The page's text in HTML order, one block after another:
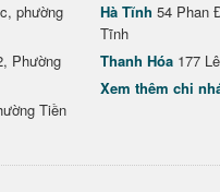
phường
Phường
Tiền
Hà Tĩnh 54 Phan
Tĩnh
Thanh Hóa 177
Xem thêm chi